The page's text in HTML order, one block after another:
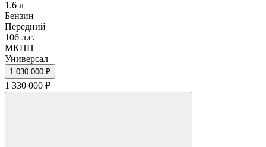
1.6 л
Бензин
Передний
106 л.с.
МКПП
Универсал
1 030 000 ₽
1 330 000 ₽